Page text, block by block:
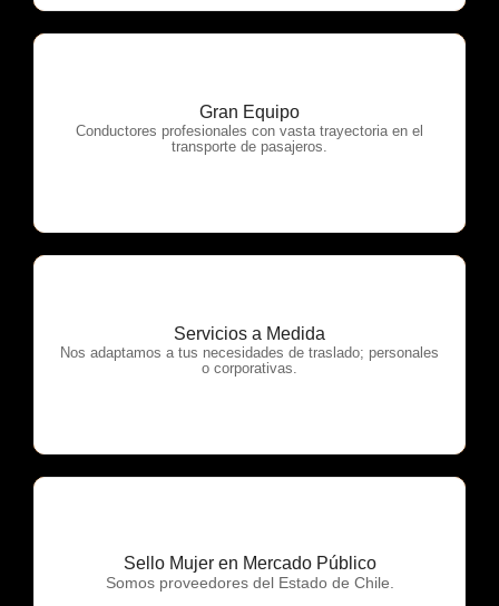
Gran Equipo
Conductores profesionales con vasta trayectoria en el
transporte de pasajeros.
OTP Servicios
Servicios a Medida
Nos adaptamos a tus necesidades de traslado; personales
o corporativas.
OTP Servicios
Sello Mujer en Mercado Público
Somos proveedores del Estado de Chile.
OTP Servicios